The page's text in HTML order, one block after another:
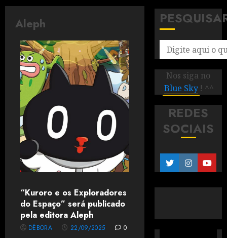
Aleph
“Kuroro e os Exploradores
do Espaço” será publicado
pela editora Aleph
DÉBORA 22/09/2025 0
Nos siga no
Blue Sky ! ^^
REDES
SOCIAIS